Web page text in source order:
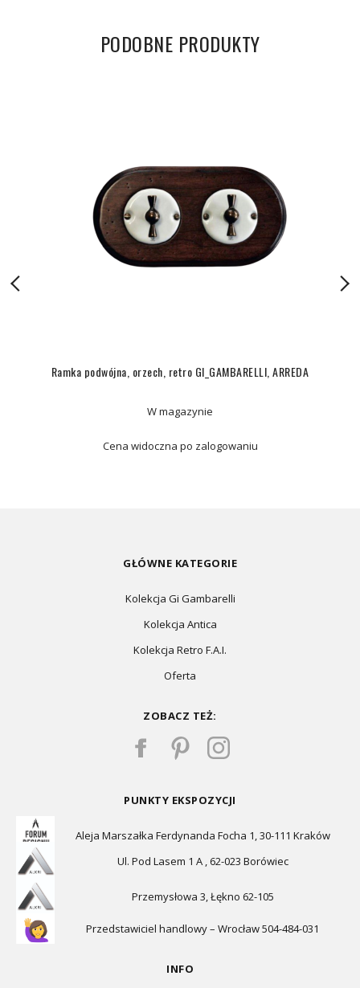
PODOBNE PRODUKTY
Ramka podwójna, orzech, retro GI_GAMBARELLI, ARREDA
W magazynie
Cena widoczna po zalogowaniu
GŁÓWNE KATEGORIE
Kolekcja Gi Gambarelli
Kolekcja Antica
Kolekcja Retro F.A.I.
Oferta
ZOBACZ TEŻ:
PUNKTY EKSPOZYCJI
Aleja Marszałka Ferdynanda Focha 1, 30-111 Kraków
Ul. Pod Lasem 1 A , 62-023 Borówiec
Przemysłowa 3, Łękno 62-105
Przedstawiciel handlowy – Wrocław 504-484-031
INFO